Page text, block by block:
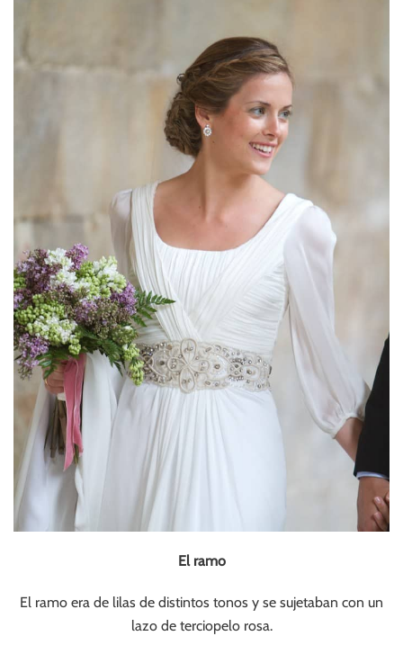
El ramo
El ramo era de lilas de distintos tonos y se sujetaban con un
lazo de terciopelo rosa.